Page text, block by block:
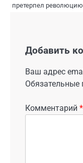
претерпел
Добавить
Ваш адрес
Обязательные
Комментарий *